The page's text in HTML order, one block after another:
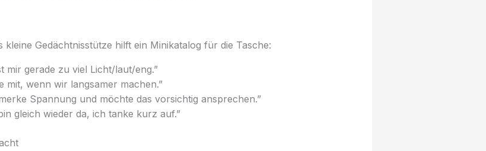
kleine Gedächtnisstütze hilft ein Minikatalog für die Tasche:
mir gerade zu viel Licht/laut/eng.”
mit, wenn wir langsamer machen.”
Spannung und möchte das vorsichtig ansprechen.”
gleich wieder da, ich tanke kurz auf.”